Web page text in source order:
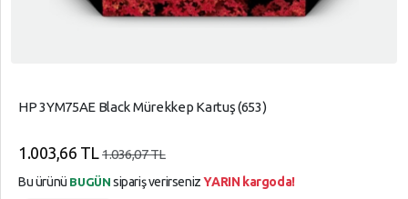
HP 3YM75AE Black Mürekkep Kartuş (653)
1.003,66 TL 1.036,07 TL
Bu ürünü BUGÜN sipariş verirsenizYARIN kargoda!